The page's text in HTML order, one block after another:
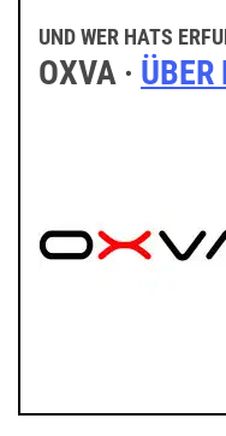
UND WER HATS
OXVA · ÜBER